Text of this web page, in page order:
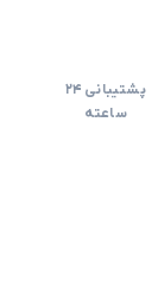
پشتیبانی 24
ساعته